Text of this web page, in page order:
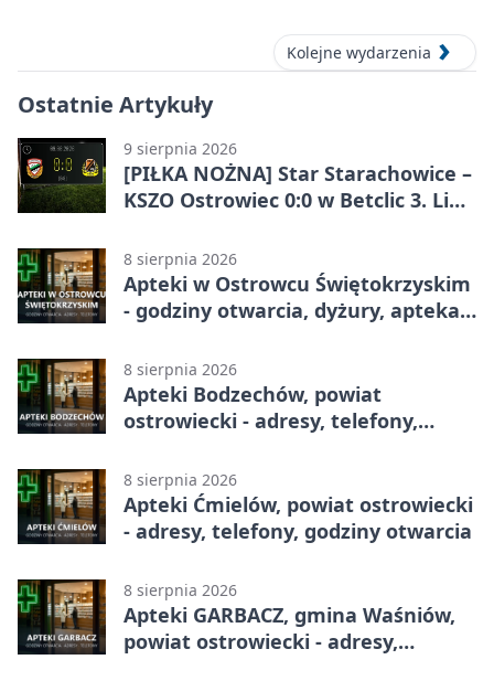
Kolejne wydarzenia
Ostatnie Artykuły
9 sierpnia 2026
[PIŁKA NOŻNA] Star Starachowice –
KSZO Ostrowiec 0:0 w Betclic 3. Liga
derbowym spotkaniu
8 sierpnia 2026
Apteki w Ostrowcu Świętokrzyskim
- godziny otwarcia, dyżury, apteka
8 sierpnia 2026
Apteki Bodzechów, powiat
ostrowiecki - adresy, telefony,
8 sierpnia 2026
Apteki Ćmielów, powiat ostrowiecki
- adresy, telefony, godziny otwarcia
8 sierpnia 2026
Apteki GARBACZ, gmina Waśniów,
powiat ostrowiecki - adresy,